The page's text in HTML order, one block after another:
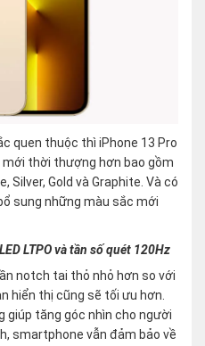
quen thuộc thì iPhone 13 Pro
thời thượng hơn bao gồm
Silver, Gold và Graphite. Và có
sung những màu sắc mới
LTPO và tần số quét 120Hz
notch tai thỏ nhỏ hơn so với
hiển thị cũng sẽ tối ưu hơn.
giúp tăng góc nhìn cho người
smartphone vẫn đảm bảo về